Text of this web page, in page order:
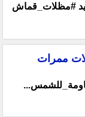
#مظلات_قماش
ممرات